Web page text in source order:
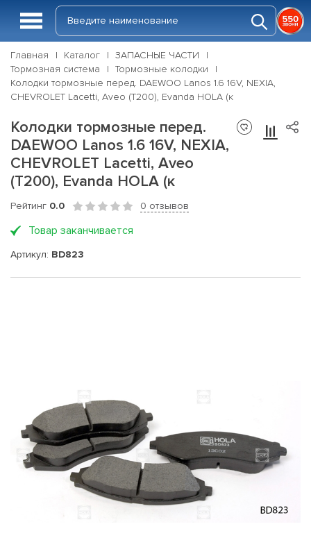
Главная Каталог
ЗАПАСНЫЕ ЧАСТИ
Тормозная система
Тормозные колодки
Колодки тормозные перед. DAEWOO Lanos 1.6 16V, NEXIA,
CHEVROLET Lacetti, Aveo (T200), Evanda HOLA (к
Колодки тормозные перед.
DAEWOO Lanos 1.6 16V, NEXIA,
CHEVROLET Lacetti, Aveo
(T200), Evanda HOLA (к
Рейтинг 0.0 0 отзывов
Товар заканчивается
Артикул: BD823